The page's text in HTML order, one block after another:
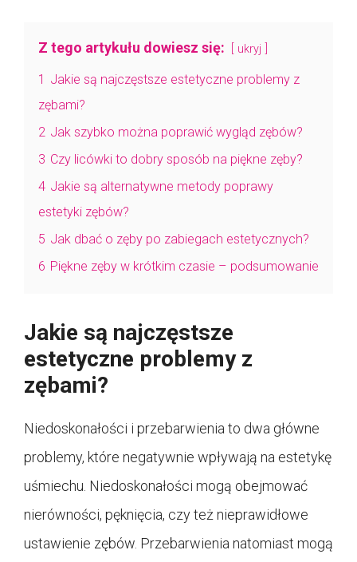
Z tego artykułu dowiesz się: ukryj
1 Jakie są najczęstsze estetyczne problemy z
zębami?
2 Jak szybko można poprawić wygląd zębów?
3 Czy licówki to dobry sposób na piękne zęby?
4 Jakie są alternatywne metody poprawy
estetyki zębów?
5 Jak dbać o zęby po zabiegach estetycznych?
6 Piękne zęby w krótkim czasie – podsumowanie
Jakie są najczęstsze
estetyczne problemy z
zębami?
Niedoskonałości i przebarwienia to dwa główne
problemy, które negatywnie wpływają na estetykę
uśmiechu. Niedoskonałości mogą obejmować
nierówności, pęknięcia, czy też nieprawidłowe
ustawienie zębów. Przebarwienia natomiast mogą